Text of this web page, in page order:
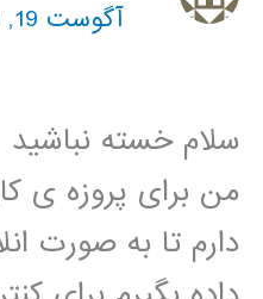
آگوست 19, 2019 در 5:57 ق.ظ
سلام خسته نباشید
من برای پروزه ی
دارم تا به صورت